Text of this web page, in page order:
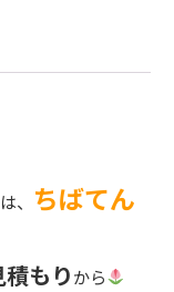
、 ちばてん
もりから